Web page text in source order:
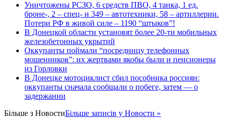
Уничтожены РСЗО, 6 средств ПВО, 4 танка, 1 ед.
броне-, 2 – спец- и 349 – автотехники, 58 – артиллерии.
Потери РФ в живой силе – 1190 “штыков”!
В Донецкой области установят более 20-ти мобильных
железобетонных укрытий
Оккупанты поймали “посредницу телефонных
мошенников”: их жертвами якобы были и пенсионеры
из Горловки
В Донецке мотоциклист сбил пособника россиян:
оккупанты сначала сообщали о побеге, затем — о
задержании
Більше з НовостиБільше записів у Новости »